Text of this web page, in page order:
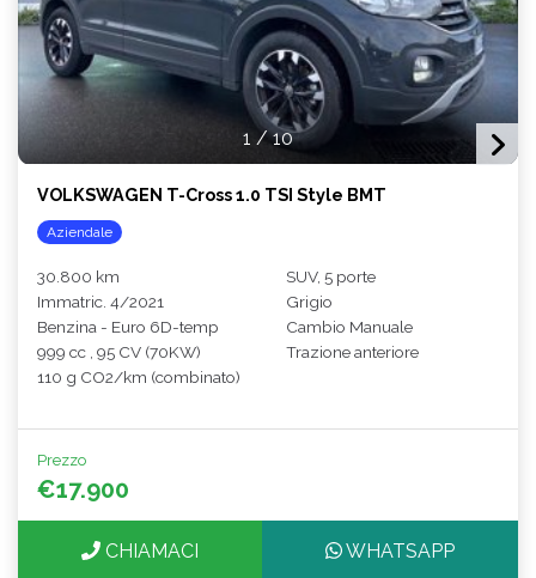
1 /10
VOLKSWAGEN T-Cross 1.0 TSI Style BMT
Aziendale
30.800 km
Immatric. 4/2021
Benzina - Euro 6D-temp
999 cc , 95 CV (70KW)
110 g CO2/km (combinato)
SUV, 5 porte
Grigio
Cambio Manuale
Trazione anteriore
Prezzo
€17.900
CHIAMACI WHATSAPP